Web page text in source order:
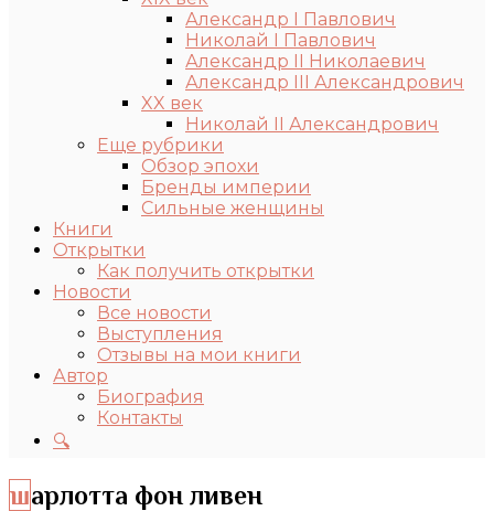
Александр I Павлович
Николай I Павлович
Александр II Николаевич
Александр III Александрович
XX век
Николай II Александрович
Еще рубрики
Обзор эпохи
Бренды империи
Сильные женщины
Книги
Открытки
Как получить открытки
Новости
Все новости
Выступления
Отзывы на мои книги
Автор
Биография
Контакты
🔍
шарлотта фон ливен